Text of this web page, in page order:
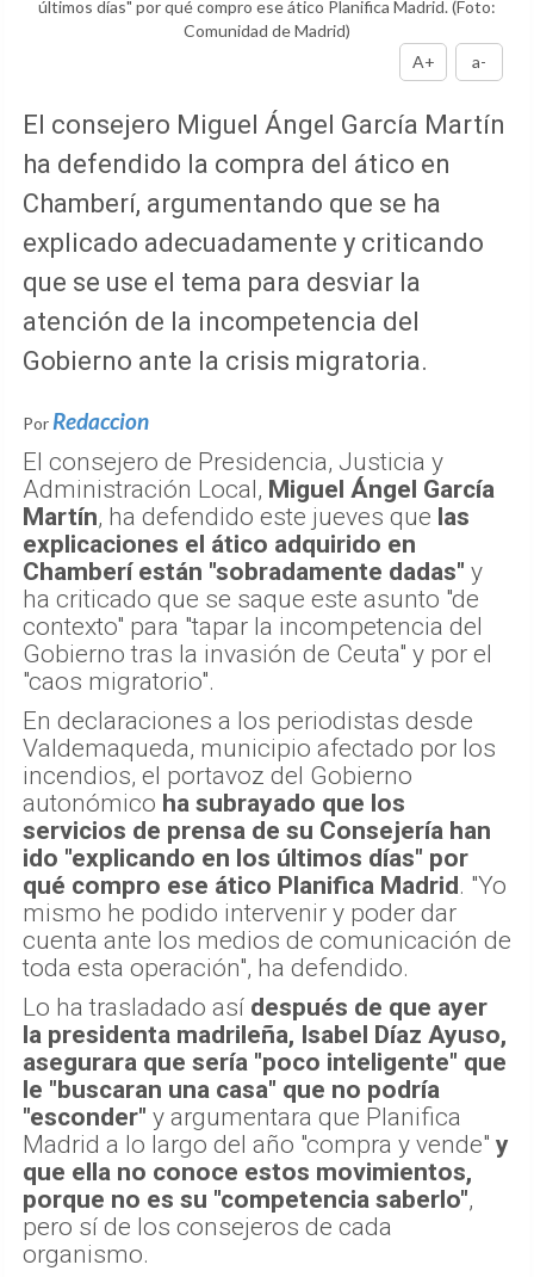
últimos días" por qué compro ese ático Planifica Madrid.(Foto:
Comunidad de Madrid)
A+
a-
El consejero Miguel Ángel García Martín
ha defendido la compra del ático en
Chamberí, argumentando que se ha
explicado adecuadamente y criticando
que se use el tema para desviar la
atención de la incompetencia del
Gobierno ante la crisis migratoria.
Por Redaccion
El consejero de Presidencia, Justicia y
Administración Local, Miguel Ángel García
Martín, ha defendido este jueves que las
explicaciones el ático adquirido en
Chamberí están "sobradamente dadas" y
ha criticado que se saque este asunto "de
contexto" para "tapar la incompetencia del
Gobierno tras la invasión de Ceuta" y por el
"caos migratorio".
En declaraciones a los periodistas desde
Valdemaqueda, municipio afectado por los
incendios, el portavoz del Gobierno
autonómico ha subrayado que los
servicios de prensa de su Consejería han
ido "explicando en los últimos días" por
qué compro ese ático Planifica Madrid. "Yo
mismo he podido intervenir y poder dar
cuenta ante los medios de comunicación de
toda esta operación", ha defendido.
Lo ha trasladado así después de que ayer
la presidenta madrileña, Isabel Díaz Ayuso,
asegurara que sería "poco inteligente" que
le "buscaran una casa" que no podría
"esconder" y argumentara que Planifica
Madrid a lo largo del año "compra y vende" y
que ella no conoce estos movimientos,
porque no es su "competencia saberlo",
pero sí de los consejeros de cada
organismo.